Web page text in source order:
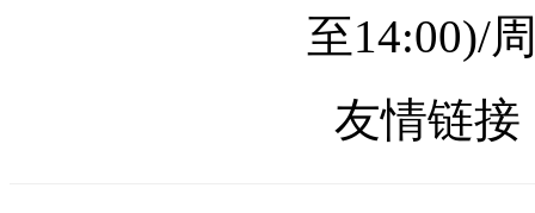
至14:00)/
友情链